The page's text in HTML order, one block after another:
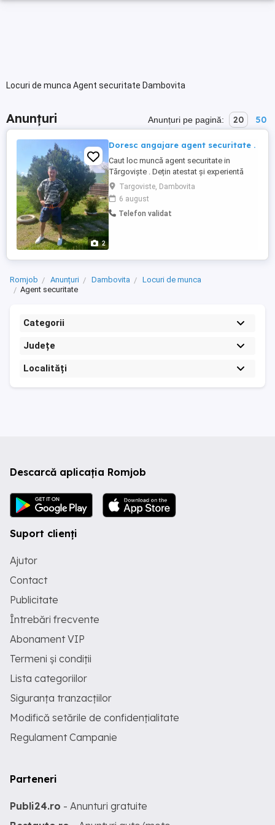
Locuri de munca Agent securitate Dambovita
Anunțuri Anunțuri pe pagină: 20 50
2
Doresc angajare agent securitate .
Caut loc muncă agent securitate in
Tărgoviște . Dețin atestat și experientă
Exclus magazine .
Targoviste, Dambovita
6 august
Telefon validat
Romjob Anunțuri Dambovita
Locuri de munca
Agent securitate
Categorii
Județe
Localități
Descarcă aplicația Romjob
Suport clienți
Ajutor
Contact
Publicitate
Întrebări frecvente
Abonament VIP
Termeni și condiții
Lista categoriilor
Siguranța tranzacțiilor
Modifică setările de confidențialitate
Regulament Campanie
Parteneri
Publi24.ro - Anunturi gratuite